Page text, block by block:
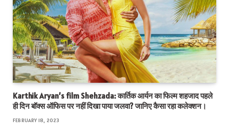
Karthik Aryan’s film Shehzada: कार्तिक आर्यन का फिल्म शहजाद पहले
ही दिन बॉक्स ऑफिस पर नहीं दिखा पाया जलवा? जानिए कैसा रहा कलेक्शन।
FEBRUARY 18, 2023